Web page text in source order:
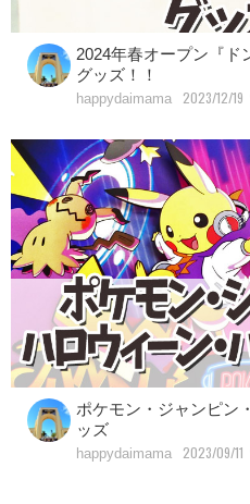
2024年春オープン『ド
グッズ！！
happydaimama 2023/12/19
ポケモン・ジャンピン
ッズ
happydaimama 2023/09/11